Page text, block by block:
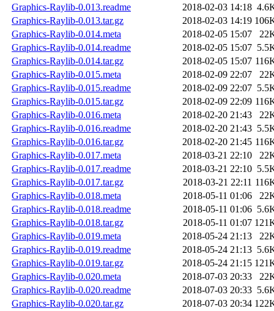
Graphics-Raylib-0.013.readme
2018-02-03 14:18
Graphics-Raylib-0.013.tar.gz
2018-02-03 14:19
Graphics-Raylib-0.014.meta
2018-02-05 15:07
Graphics-Raylib-0.014.readme
2018-02-05 15:07
Graphics-Raylib-0.014.tar.gz
2018-02-05 15:07
Graphics-Raylib-0.015.meta
2018-02-09 22:07
Graphics-Raylib-0.015.readme
2018-02-09 22:07
Graphics-Raylib-0.015.tar.gz
2018-02-09 22:09
Graphics-Raylib-0.016.meta
2018-02-20 21:43
Graphics-Raylib-0.016.readme
2018-02-20 21:43
Graphics-Raylib-0.016.tar.gz
2018-02-20 21:45
Graphics-Raylib-0.017.meta
2018-03-21 22:10
Graphics-Raylib-0.017.readme
2018-03-21 22:10
Graphics-Raylib-0.017.tar.gz
2018-03-21 22:11
Graphics-Raylib-0.018.meta
2018-05-11 01:06
Graphics-Raylib-0.018.readme
2018-05-11 01:06
Graphics-Raylib-0.018.tar.gz
2018-05-11 01:07
Graphics-Raylib-0.019.meta
2018-05-24 21:13
Graphics-Raylib-0.019.readme
2018-05-24 21:13
Graphics-Raylib-0.019.tar.gz
2018-05-24 21:15
Graphics-Raylib-0.020.meta
2018-07-03 20:33
Graphics-Raylib-0.020.readme
2018-07-03 20:33
Graphics-Raylib-0.020.tar.gz
2018-07-03 20:34